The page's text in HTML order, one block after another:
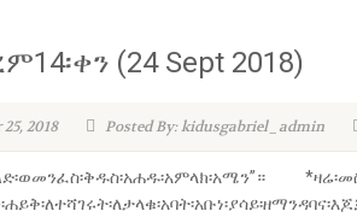
(24 Sept 2018)
2018 Posted By: kidusgabriel_admin